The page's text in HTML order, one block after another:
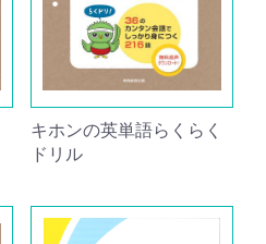
キホンの英単語らくらく
ドリル